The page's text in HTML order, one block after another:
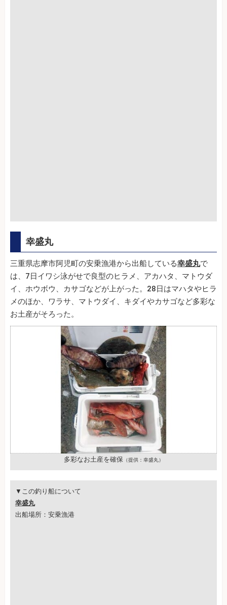
幸盛丸
三重県志摩市阿児町の安乗漁港から出船している幸盛丸で
は、7日イワシ泳がせで良型のヒラメ、アカハタ、マトウダ
イ、ホウボウ、カサゴなどが上がった。28日はマハタやヒラ
メのほか、ワラサ、マトウダイ、キダイやカサゴなど多彩な
お土産がそろった。
多彩なお土産を確保 （提供：幸盛丸）
▼この釣り船について
幸盛丸
出船場所：安乗漁港